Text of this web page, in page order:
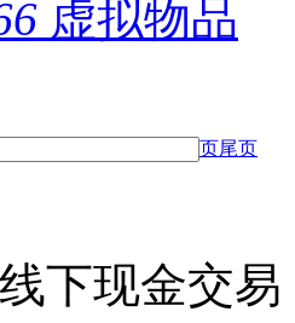
虚拟物品
页尾页
线下现金交